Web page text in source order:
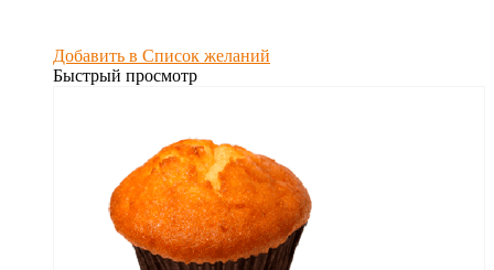
Добавить в Список желаний
Быстрый просмотр